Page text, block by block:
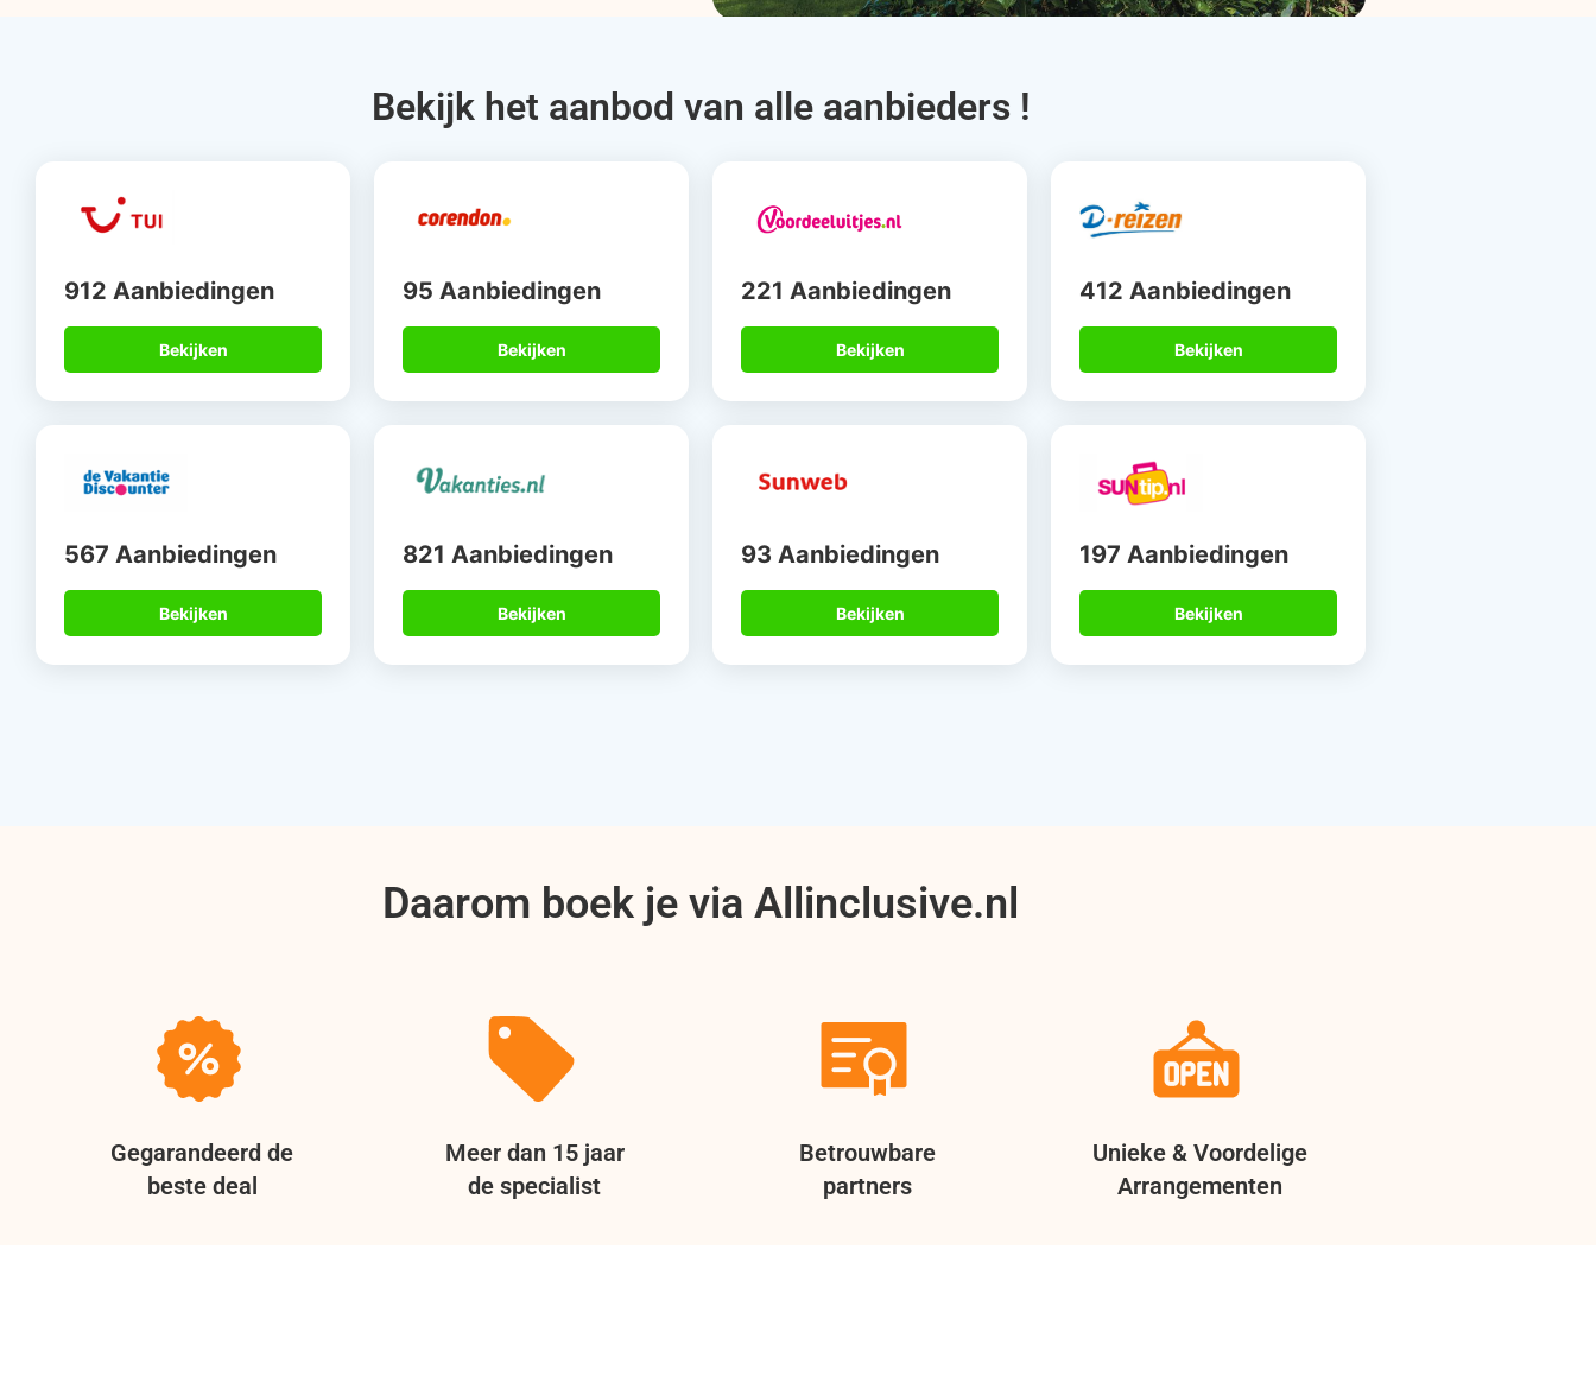
Bekijk het aanbod van alle aanbieders !
912 Aanbiedingen
Bekijken
95 Aanbiedingen
Bekijken
221 Aanbiedingen
Bekijken
412 Aanbiedingen
Bekijken
567 Aanbiedingen
Bekijken
821 Aanbiedingen
Bekijken
93 Aanbiedingen
Bekijken
197 Aanbiedingen
Bekijken
Daarom boek je via Allinclusive.nl
Gegarandeerd de
beste deal
Meer dan 15 jaar
de specialist
Betrouwbare
partners
Unieke & Voordelige
Arrangementen